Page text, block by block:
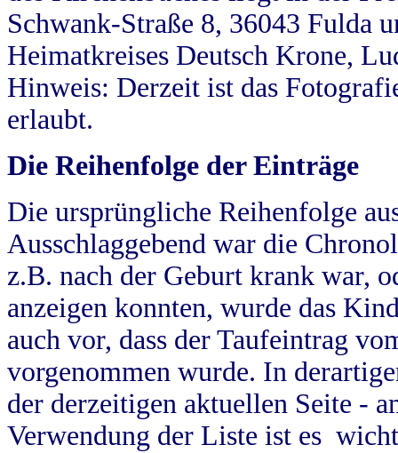
Schwank-Straße 8, 36043 Fulda
Heimatkreises Deutsch Krone,
Hinweis: Derzeit ist das
erlaubt.
Die Reihenfolge der Einträge
Die ursprüngliche Reihenfolge
Ausschlaggebend war die
z.B. nach der Geburt krank war,
anzeigen konnten, wurde das
auch vor, dass der Taufeintrag
vorgenommen wurde. In
der derzeitigen aktuellen Seite -
Verwendung der Liste ist es